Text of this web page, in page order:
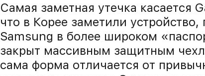
Самая заметная утечка касается
что в Корее заметили
Samsung в более широком
закрыт массивным защитным
сама форма отличается от